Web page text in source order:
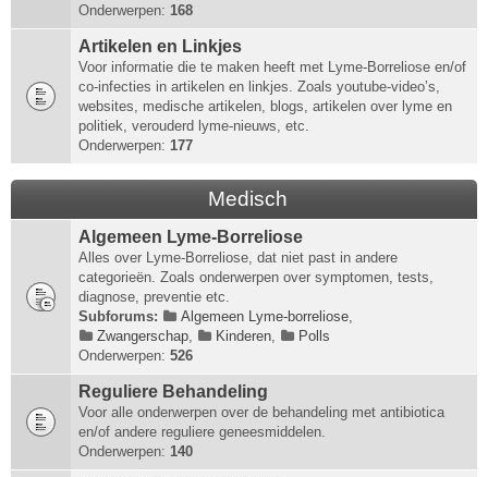
Onderwerpen: 168
Artikelen en Linkjes
Voor informatie die te maken heeft met Lyme-Borreliose en/of
co-infecties in artikelen en linkjes. Zoals youtube-video’s,
websites, medische artikelen, blogs, artikelen over lyme en
politiek, verouderd lyme-nieuws, etc.
Onderwerpen: 177
Medisch
Algemeen Lyme-Borreliose
Alles over Lyme-Borreliose, dat niet past in andere
categorieën. Zoals onderwerpen over symptomen, tests,
diagnose, preventie etc.
Subforums:
Algemeen Lyme-borreliose,
Zwangerschap, Kinderen,
Polls
Onderwerpen: 526
Reguliere Behandeling
Voor alle onderwerpen over de behandeling met antibiotica
en/of andere reguliere geneesmiddelen.
Onderwerpen: 140